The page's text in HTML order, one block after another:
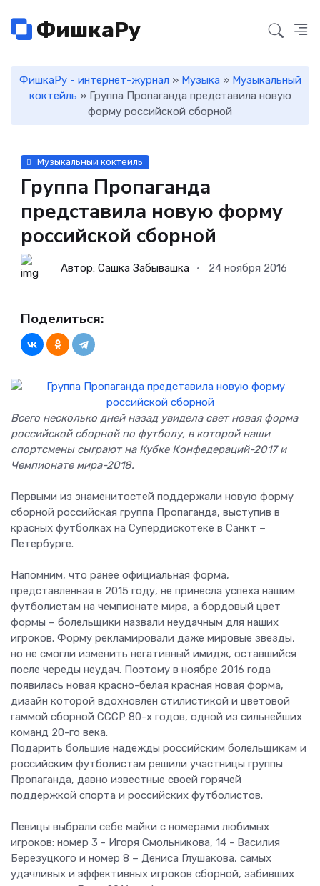
ФишкаРу
ФишкаРу - интернет-журнал » Музыка » Музыкальный
коктейль » Группа Пропаганда представила новую
форму российской сборной
Музыкальный коктейль
Группа Пропаганда
представила новую форму
российской сборной
Автор: Сашка Забывашка 24 ноября 2016
Поделиться:
Всего несколько дней назад увидела свет новая форма
российской сборной по футболу, в которой наши
спортсмены сыграют на Кубке Конфедераций-2017 и
Чемпионате мира-2018.
Первыми из знаменитостей поддержали новую форму
сборной российская группа Пропаганда, выступив в
красных футболках на Супердискотеке в Санкт –
Петербурге.
Напомним, что ранее официальная форма,
представленная в 2015 году, не принесла успеха нашим
футболистам на чемпионате мира, а бордовый цвет
формы – болельщики назвали неудачным для наших
игроков. Форму рекламировали даже мировые звезды,
но не смогли изменить негативный имидж, оставшийся
после череды неудач. Поэтому в ноябре 2016 года
появилась новая красно-белая красная новая форма,
дизайн которой вдохновлен стилистикой и цветовой
гаммой сборной СССР 80-х годов, одной из сильнейших
команд 20-го века.
Подарить большие надежды российским болельщикам и
российским футболистам решили участницы группы
Пропаганда, давно известные своей горячей
поддержкой спорта и российских футболистов.
Певицы выбрали себе майки с номерами любимых
игроков: номер 3 - Игоря Смольникова, 14 - Василия
Березуцкого и номер 8 – Дениса Глушакова, самых
удачливых и эффективных игроков сборной, забивших